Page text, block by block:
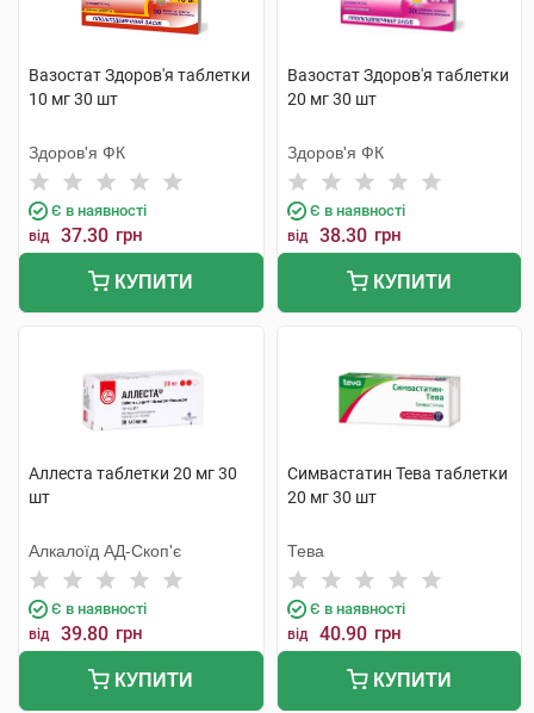
Вазостат Здоров'я таблетки
10 мг 30 шт
Здоров'я ФК
Є в наявності
від 37.30 грн
КУПИТИ
Вазостат Здоров'я таблетки
20 мг 30 шт
Здоров'я ФК
Є в наявності
від 38.30 грн
КУПИТИ
Аллеста таблетки 20 мг 30
шт
Алкалоїд АД-Скоп'є
Є в наявності
від 39.80 грн
КУПИТИ
Симвастатин Тева таблетки
20 мг 30 шт
Тева
Є в наявності
від 40.90 грн
КУПИТИ